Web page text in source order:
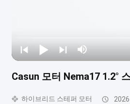
Casun 모터 Nema17 1.2°
하이브리드 스테퍼 모터